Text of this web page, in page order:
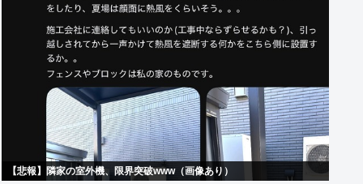
【悲報】隣家の室外機、限界突破www（画像あり）